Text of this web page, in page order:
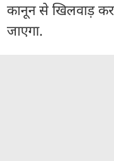
कानून से खिलवाड़
जाएगा.